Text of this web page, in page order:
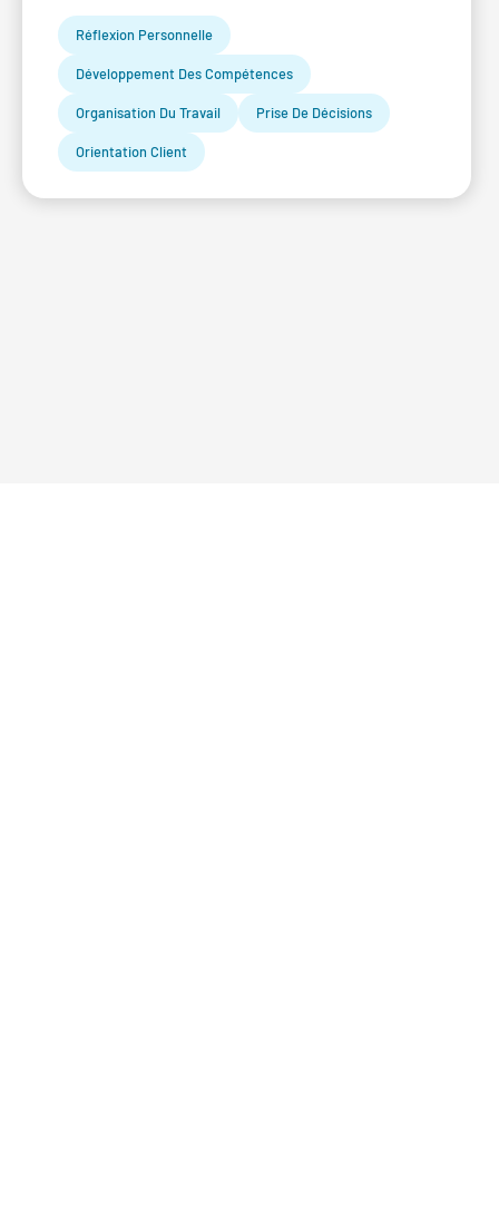
Réflexion Personnelle
Développement Des Compétences
Organisation Du Travail Prise De Décisions
Orientation Client